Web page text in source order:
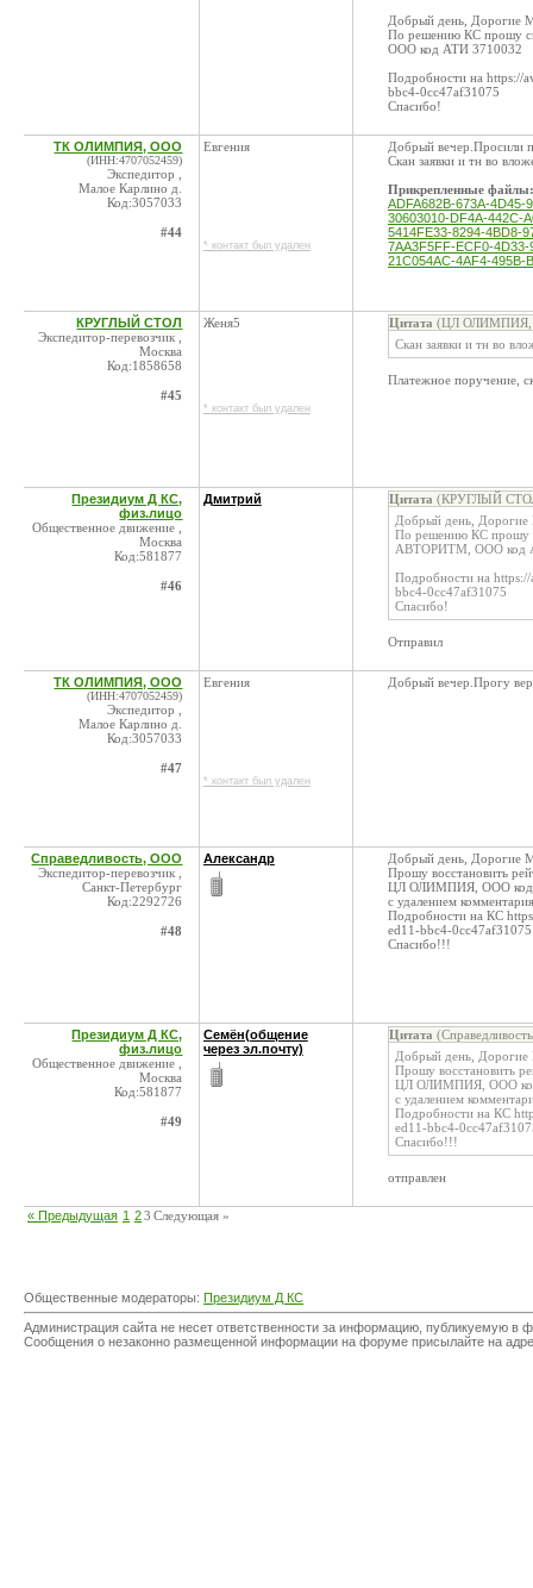
Добрый день, Дорогие
По решению КС прошу
ООО код АТИ 3710032
Подробности на https://
bbc4-0cc47af31075
Спасибо!
ТК ОЛИМПИЯ, ООО
(ИНН:4707052459)
Экспедитор ,
Малое Карлино д.
Код:3057033
#44
Евгения
* контакт был удален
Добрый вечер.Просили
Скан заявки и тн во
Прикрепленные файлы:
ADFA682B-673A-4D45-
30603010-DF4A-442C-
5414FE33-8294-4BD8-
7AA3F5FF-ECF0-4D33-
21C054AC-4AF4-495B-
КРУГЛЫЙ СТОЛ
Экспедитор-перевозчик ,
Москва
Код:1858658
#45
Женя5
* контакт был удален
Цитата (ЦЛ ОЛИМПИЯ,
Скан заявки и тн во
Платежное поручение,
Президиум Д КС,
физ.лицо
Общественное движение ,
Москва
Код:581877
#46
Дмитрий Цитата (КРУГЛЫЙ
Добрый день,
По решению КС прошу
АВТОРИТМ, ООО код
Подробности на
bbc4-0cc47af31075
Спасибо!
Отправил
ТК ОЛИМПИЯ, ООО
(ИНН:4707052459)
Экспедитор ,
Малое Карлино д.
Код:3057033
#47
Евгения
* контакт был удален
Добрый вечер.Прогу
Справедливость, ООО
Экспедитор-перевозчик ,
Санкт-Петербург
Код:2292726
#48
Александр
Добрый день, Дорогие
Прошу восстановить
ЦЛ ОЛИМПИЯ, ООО код
с удалением
Подробности на КС
ed11-bbc4-0cc47af31075
Спасибо!!!
Президиум Д КС,
физ.лицо
Общественное движение ,
Москва
Код:581877
#49
Семён(общение
через эл.почту)
Цитата
Добрый день,
Прошу восстановить
ЦЛ ОЛИМПИЯ, ООО
с удалением
Подробности на КС
ed11-bbc4-
Спасибо!!!
отправлен
« Предыдущая 1 23 Следующая »
Общественные модераторы: Президиум Д КС
Администрация сайта не несет ответственности за информацию, публикуемую
Сообщения о незаконно размещенной информации на форуме присылайте на